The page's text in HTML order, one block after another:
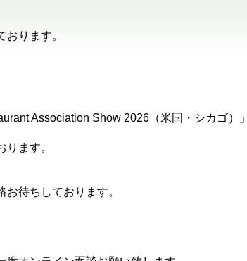
ります。
Association Show 2026（米国・シカゴ）
ます。
待ちしております。